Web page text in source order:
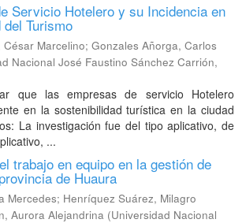
Servicio Hotelero y su Incidencia en
Turismo
Marcelino; Gonzales Añorga, Carlos
Nacional José Faustino Sánchez Carrión,
que las empresas de servicio Hotelero
en la sostenibilidad turística en la ciudad
La investigación fue del tipo aplicativo, de
...
trabajo en equipo en la gestión de
de Huaura
Mercedes; Henríquez Suárez, Milagro
Aurora Alejandrina (Universidad Nacional